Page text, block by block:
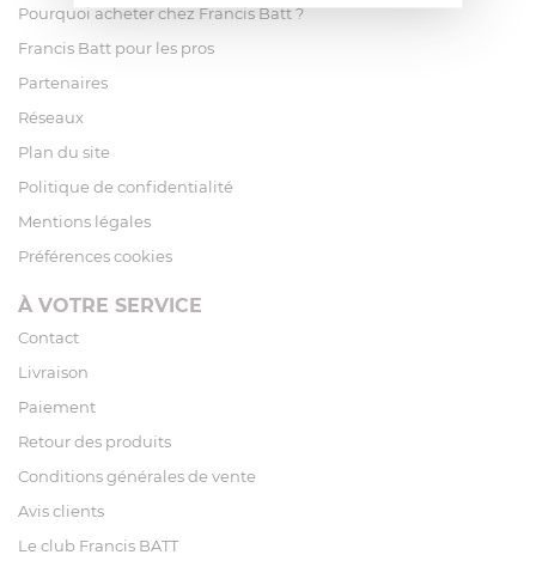
Pourquoi acheter chez Francis Batt ?
Francis Batt pour les pros
Partenaires
Réseaux
Plan du site
Politique de confidentialité
Mentions légales
Préférences cookies
À VOTRE SERVICE
Contact
Livraison
Paiement
Retour des produits
Conditions générales de vente
Avis clients
Le club Francis BATT